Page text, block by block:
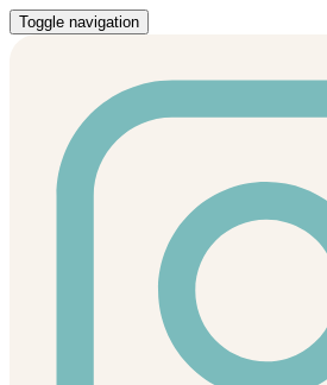
Toggle navigation